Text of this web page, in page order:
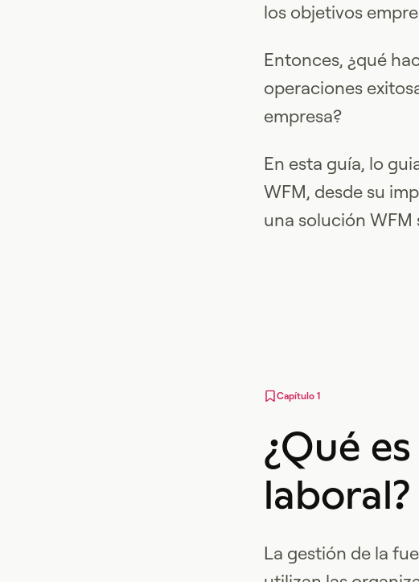
los objetivos
Entonces, ¿qué
operaciones
empresa?
En esta guía, lo
WFM, desde su
una solución WFM
Capítulo 1
¿Qué
laboral?
La gestión de la